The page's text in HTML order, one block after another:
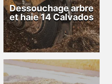
Dessouchage arbre
et haie 14 Calvados